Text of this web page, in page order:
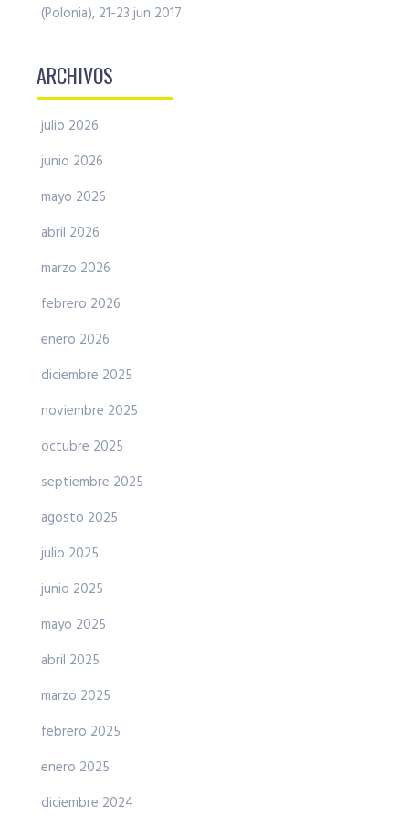
(Polonia), 21-23 jun 2017
ARCHIVOS
julio 2026
junio 2026
mayo 2026
abril 2026
marzo 2026
febrero 2026
enero 2026
diciembre 2025
noviembre 2025
octubre 2025
septiembre 2025
agosto 2025
julio 2025
junio 2025
mayo 2025
abril 2025
marzo 2025
febrero 2025
enero 2025
diciembre 2024